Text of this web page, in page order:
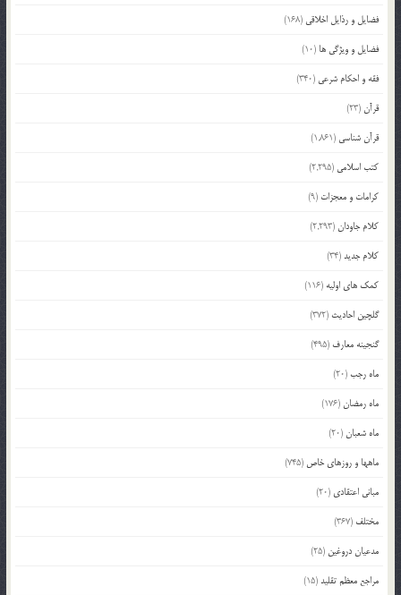
فضایل و رذایل اخلاقی (168)
فضایل و ویژگی ها (10)
فقه و احکام شرعی (340)
قرآن(23)
قرآن شناسی (1,861)
کتب اسلامی (2,295)
کرامات و معجزات (9)
کلام جاودان(2,293)
کلام جدید(34)
کمک های اولیه (116)
گلچین احادیث (372)
گنجینه معارف (495)
ماه رجب(20)
ماه رمضان(176)
ماه شعبان(20)
ماهها و روزهای خاص (745)
مبانی اعتقادی (20)
مختلف (367)
مدعیان دروغین (25)
مراجع معظم تقلید(15)